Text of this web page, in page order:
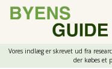
Vores indlæg er skrevet ud fra
der købes et